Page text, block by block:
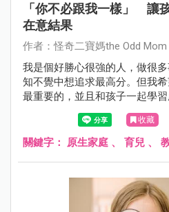
「你不必跟我一樣」 讓
在意結果
作者：怪奇二寶媽the Odd Mom
我是個好勝心很強的人，做很
知不覺中想追求最高分。但我
最重要的，並且和孩子一起學習
收藏
關鍵字： 原生家庭 、 育兒 、